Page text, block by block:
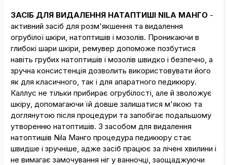
ЗАСІБ ДЛЯ ВИДАЛЕННЯ НАТАПТИШІ NILA МАНГО -
активний засіб для розм'якшення та видалення
огрубілої шкіри, натоптишів і мозолів. Проникаючи в
глибокі шари шкіри, ремувер допоможе позбутися
навіть грубих натоптишів і мозолів швидко і безпечно, а
зручна консистенція дозволить використовувати його
як для класичного, так і для апаратного педикюру.
Каллус не тільки прибирає огрубілості, але й зволожує
шкіру, допомагаючи їй довше залишатися м'якою та
доглянутою після процедури та запобігає подальшому
утворенню натоптишів. З засобом для видалення
натоптишів Nilа Манго процедура педикюру стає
швидше і зручніше, адже засіб працює за лічені хвилини і
не вимагає замочування ніг у ванночці, заощаджуючи